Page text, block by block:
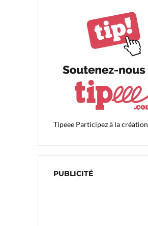
Tipeee Participez à la création
PUBLICITÉ